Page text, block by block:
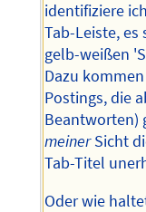
identifiziere
Tab-Leiste,
gelb-weißen
Dazu
Postings, die
Beantworten)
meinerSicht
Tab-Titel
Oder wie